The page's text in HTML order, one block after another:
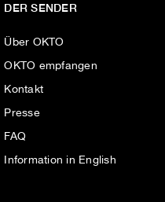
DER SENDER
Über OKTO
OKTO empfangen
Kontakt
Presse
FAQ
Information in English